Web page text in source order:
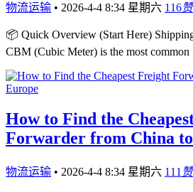
物流运输 • 2026-4-4 8:34 星期六 116赞
📦 Quick Overview (Start Here)
CBM (Cubic Meter) is the most
How to Find the
Forwarder from China
物流运输 • 2026-4-4 8:34 星期六 111 赞